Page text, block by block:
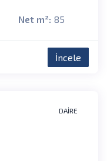
Net m²: 85
İncele
DAIRE